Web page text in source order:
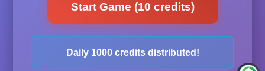
Start Game (10 credits)
Daily 1000 credits distributed!